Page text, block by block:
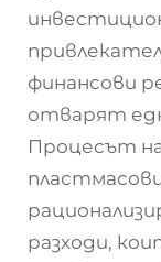
финансови
отварят
Процесът
разходи,